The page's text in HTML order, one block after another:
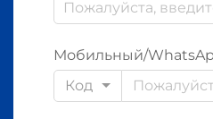
Мобильный/
Код